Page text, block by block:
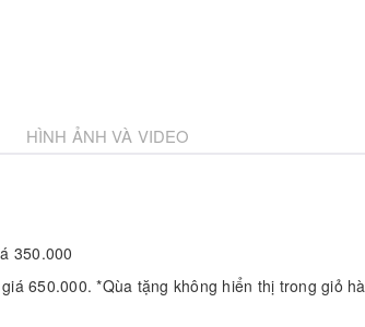
HÌNH ẢNH VÀ VIDEO
350.000
650.000. *Qùa tặng không hiển thị trong giỏ